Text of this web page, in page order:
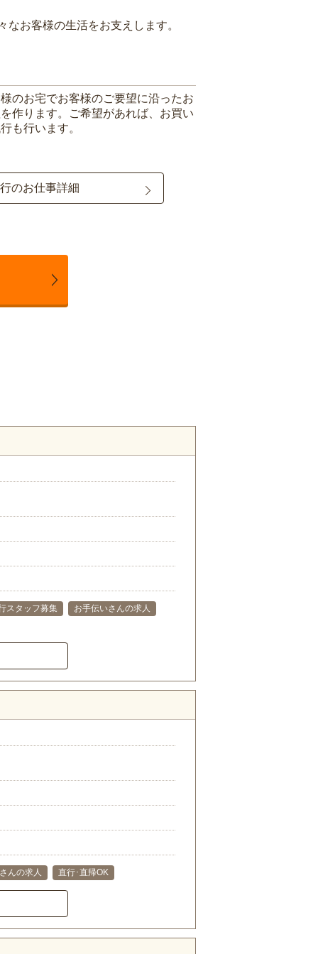
お客様の生活をお支えします。
のお宅でお客様のご要望に沿ったお
作ります。ご希望があれば、お買い
も行います。
のお仕事詳細
スタッフ募集 お手伝いさんの求人
んの求人 直行･直帰OK